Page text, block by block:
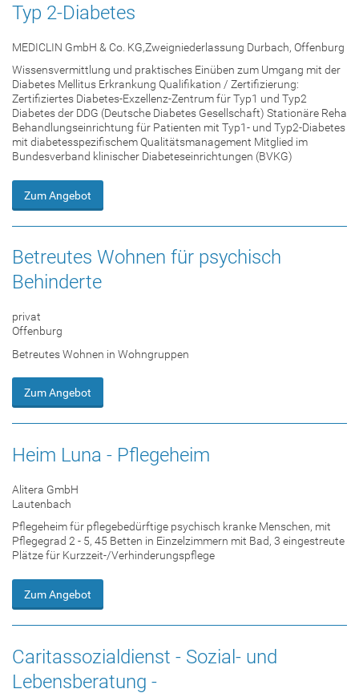
Typ 2-Diabetes
MEDICLIN GmbH & Co. KG,Zweigniederlassung Durbach, Offenburg
Wissensvermittlung und praktisches Einüben zum Umgang mit der
Diabetes Mellitus Erkrankung Qualifikation / Zertifizierung:
Zertifiziertes Diabetes-Exzellenz-Zentrum für Typ1 und Typ2
Diabetes der DDG (Deutsche Diabetes Gesellschaft) Stationäre Reha
Behandlungseinrichtung für Patienten mit Typ1- und Typ2-Diabetes
mit diabetesspezifischem Qualitätsmanagement Mitglied im
Bundesverband klinischer Diabeteseinrichtungen (BVKG)
Zum Angebot
Betreutes Wohnen für psychisch
Behinderte
privat
Offenburg
Betreutes Wohnen in Wohngruppen
Zum Angebot
Heim Luna - Pflegeheim
Alitera GmbH
Lautenbach
Pflegeheim für pflegebedürftige psychisch kranke Menschen, mit
Pflegegrad 2 - 5, 45 Betten in Einzelzimmern mit Bad, 3 eingestreute
Plätze für Kurzzeit-/Verhinderungspflege
Zum Angebot
Caritassozialdienst - Sozial- und
Lebensberatung -